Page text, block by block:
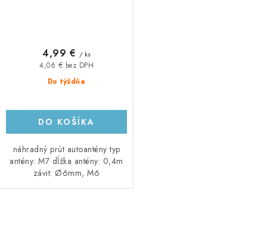
Do týždňa
4,06 € bez DPH
4,99 € / ks
DO KOŠÍKA
náhradný prút autoantény typ
antény: M7 dĺžka antény: 0,4m
závit: Ø6mm, M6